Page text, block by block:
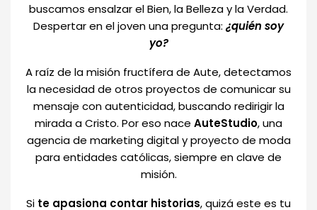
buscamos ensalzar el Bien, la Belleza y la Verdad.
Despertar en el joven una pregunta: ¿quién soy
yo?
A raíz de la misión fructífera de Aute, detectamos
la necesidad de otros proyectos de comunicar su
mensaje con autenticidad, buscando redirigir la
mirada a Cristo. Por eso nace AuteStudio, una
agencia de marketing digital y proyecto de moda
para entidades católicas, siempre en clave de
misión.
Si te apasiona contar historias, quizá este es tu